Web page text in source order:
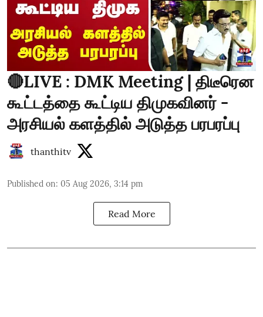
🔴LIVE : DMK Meeting | திடீரென
கூட்டத்தை கூட்டிய திமுகவினர் -
அரசியல் களத்தில் அடுத்த பரபரப்பு
thanthitv
Published on: 05 Aug 2026, 3:14 pm
Read More